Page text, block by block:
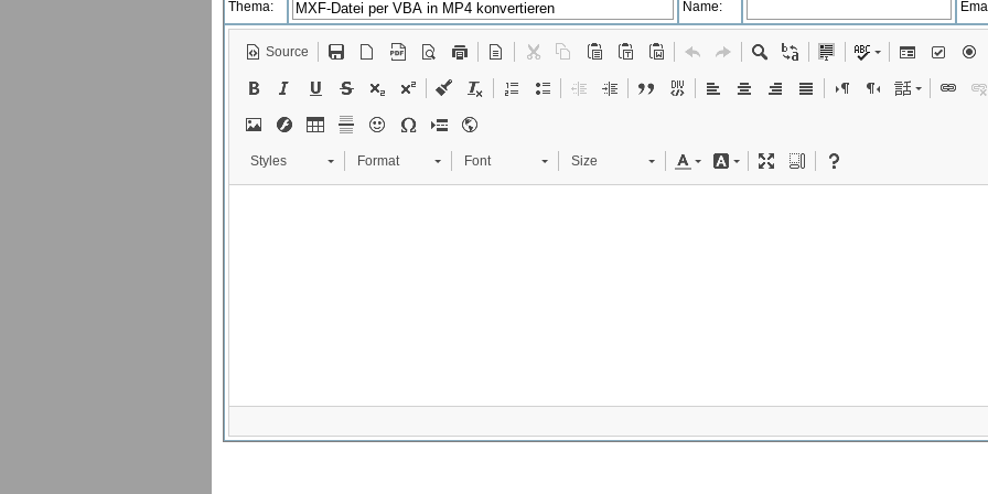
Thema: Name:
Source
Styles Format Font Size